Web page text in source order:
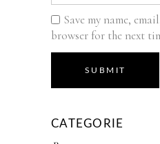
Save my name,
browser for the next
SUBMIT
CATEGORIE